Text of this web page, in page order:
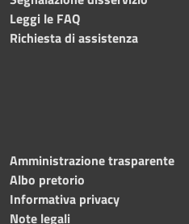
Leggi le FAQ
Richiesta di assistenza
Amministrazione trasparente
Albo pretorio
Informativa privacy
Note legali